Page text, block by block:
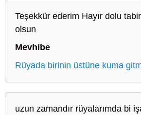
Teşekkür ederim Hayır dolu
olsun
Mevhibe
Rüyada birinin üstüne kuma
uzun zamandır rüyalarımda bi